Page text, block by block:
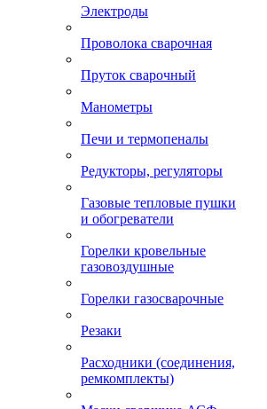
Электроды
Проволока сварочная
Пруток сварочный
Манометры
Печи и термопеналы
Редукторы, регуляторы
Газовые тепловые пушки
и обогреватели
Горелки кровельные
газовоздушные
Горелки газосварочные
Резаки
Расходники (соединения,
ремкомплекты)